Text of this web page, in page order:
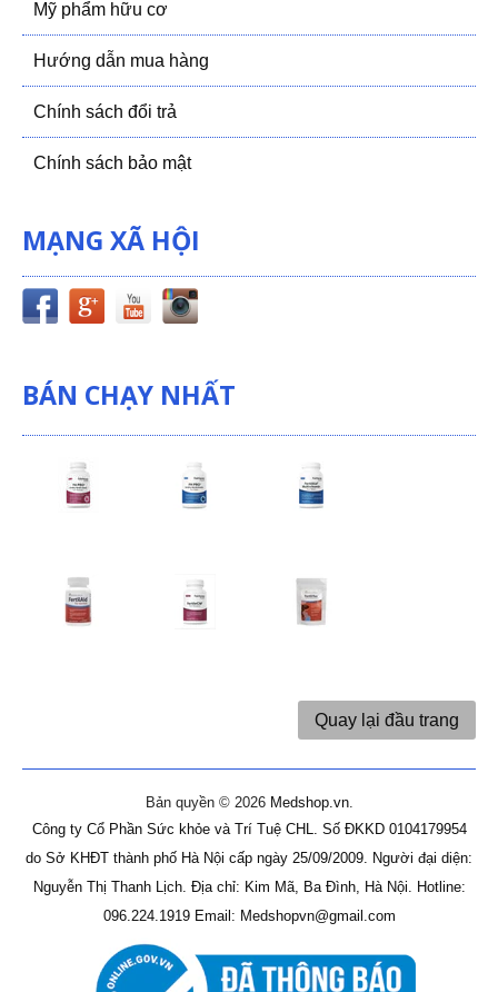
Mỹ phẩm hữu cơ
Hướng dẫn mua hàng
Chính sách đổi trả
Chính sách bảo mật
MẠNG XÃ HỘI
BÁN CHẠY NHẤT
Quay lại đầu trang
Bản quyền © 2026 Medshop.vn.
Công ty Cổ Phần Sức khỏe và Trí Tuệ CHL. Số ĐKKD 0104179954
do Sở KHĐT thành phố Hà Nội cấp ngày 25/09/2009.
Người đại diện:
Nguyễn Thị Thanh Lịch. Địa chỉ: Kim Mã, Ba Đình, Hà Nội.
Hotline:
096.224.1919 Email: Medshopvn@gmail.com